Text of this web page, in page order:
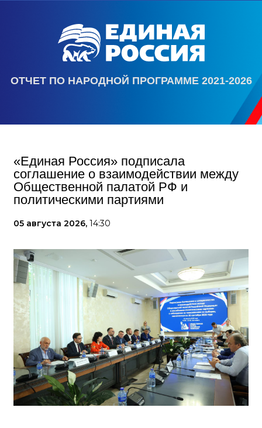
ОТЧЕТ ПО НАРОДНОЙ ПРОГРАММЕ 2021-2026
«Единая Россия» подписала
соглашение о взаимодействии между
Общественной палатой РФ и
политическими партиями
05 августа 2026, 14:30